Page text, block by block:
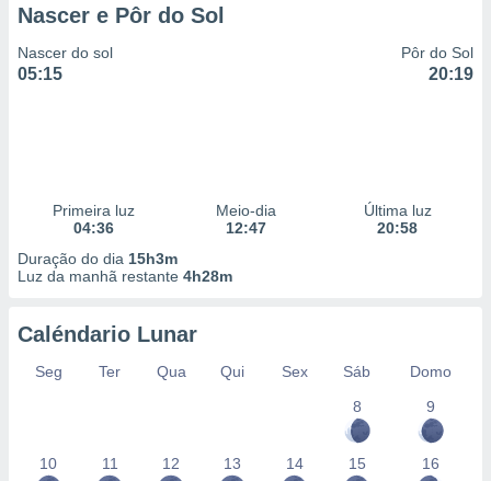
Nascer e Pôr do Sol
Nascer do sol
05:15
Pôr do Sol
20:19
Primeira luz
04:36
Meio-dia
12:47
Última luz
20:58
Duração do dia 15h3m
Luz da manhã restante 4h28m
Caléndario Lunar
Seg Ter Qua Qui Sex Sáb
Domo
8
9
10 11 12 13 14 15 16